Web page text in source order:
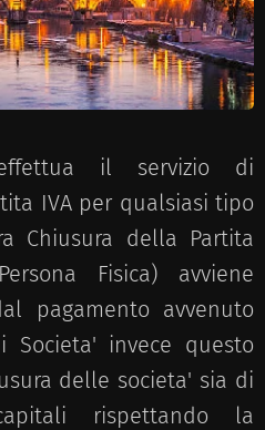
effettua il servizio di
IVA per qualsiasi tipo
Chiusura della Partita
Fisica) avviene
pagamento avvenuto
invece questo
delle societa' sia di
rispettando la